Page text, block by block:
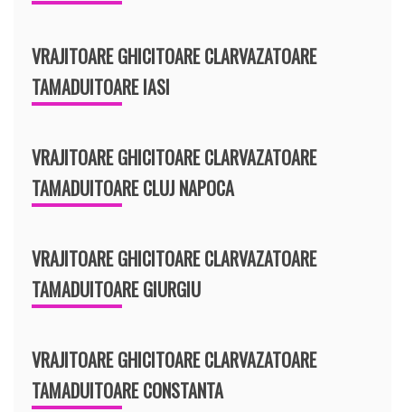
VRAJITOARE GHICITOARE CLARVAZATOARE
TAMADUITOARE IASI
VRAJITOARE GHICITOARE CLARVAZATOARE
TAMADUITOARE CLUJ NAPOCA
VRAJITOARE GHICITOARE CLARVAZATOARE
TAMADUITOARE GIURGIU
VRAJITOARE GHICITOARE CLARVAZATOARE
TAMADUITOARE CONSTANTA